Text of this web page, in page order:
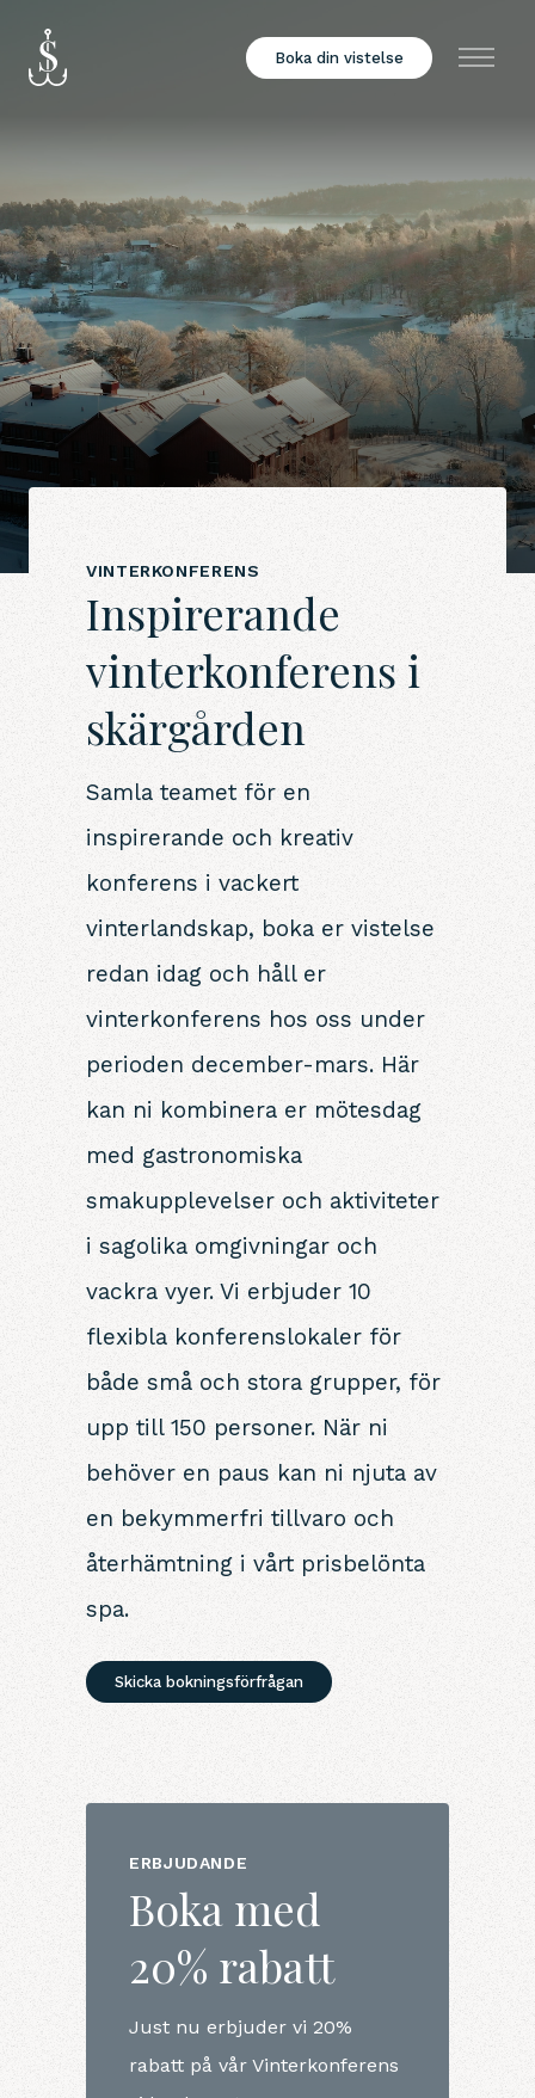
Boka din vistelse Meny
VINTERKONFERENS
Inspirerande
vinterkonferens i
skärgården
Samla teamet för en
inspirerande och kreativ
konferens i vackert
vinterlandskap, boka er vistelse
redan idag och håll er
vinterkonferens hos oss under
perioden december-mars. Här
kan ni kombinera er mötesdag
med gastronomiska
smakupplevelser och aktiviteter
i sagolika omgivningar och
vackra vyer. Vi erbjuder 10
flexibla konferenslokaler för
både små och stora grupper, för
upp till 150 personer. När ni
behöver en paus kan ni njuta av
en bekymmerfri tillvaro och
återhämtning i vårt prisbelönta
spa.
Skicka bokningsförfrågan
ERBJUDANDE
Boka med
20% rabatt
Just nu erbjuder vi 20%
rabatt på vår Vinterkonferens